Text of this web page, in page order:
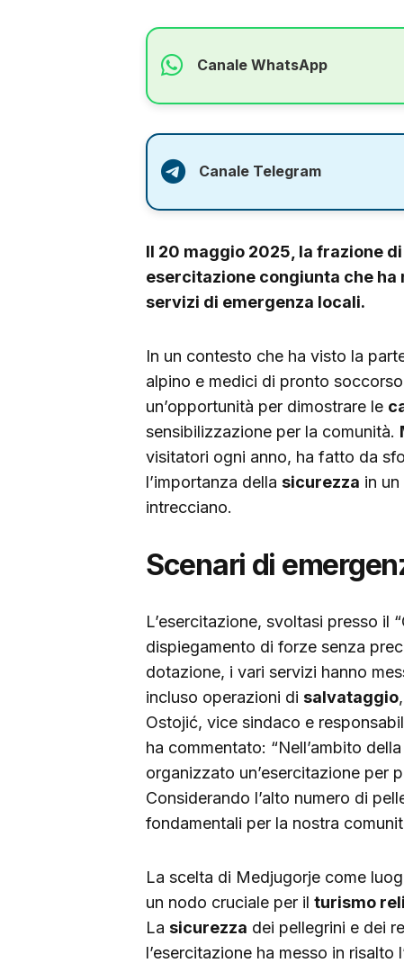
Canale WhatsApp
Canale Telegram
Il 20 maggio 2025, la frazione
esercitazione congiunta che ha
servizi di emergenza locali.
In un contesto che ha visto la
alpino e medici di pronto
un’opportunità per dimostrare le
sensibilizzazione per la comunità.
visitatori ogni anno, ha fatto da
l’importanza della sicurezza in
intrecciano.
Scenari di
L’esercitazione, svoltasi presso il
dispiegamento di forze senza
dotazione, i vari servizi hanno
incluso operazioni di salvataggio
Ostojić, vice sindaco e
ha commentato: “Nell’ambito
organizzato un’esercitazione per
Considerando l’alto numero di
fondamentali per la nostra
La scelta di Medjugorje come
un nodo cruciale per il turismo
La sicurezza dei pellegrini e dei
l’esercitazione ha messo in